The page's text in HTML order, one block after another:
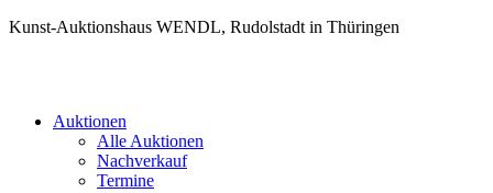
Kunst-Auktionshaus WENDL, Rudolstadt in Thüringen
Auktionen
Alle Auktionen
Nachverkauf
Termine